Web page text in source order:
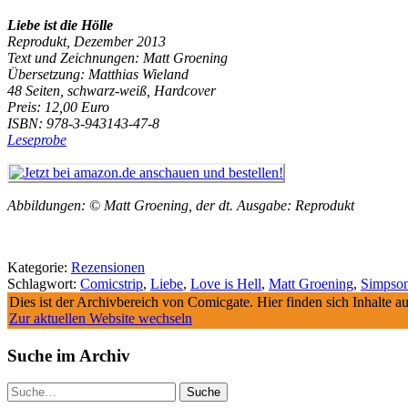
Liebe ist die Hölle
Reprodukt, Dezember 2013
Text und Zeichnungen: Matt Groening
Übersetzung: Matthias Wieland
48 Seiten, schwarz-weiß, Hardcover
Preis: 12,00 Euro
ISBN: 978-3-943143-47-8
Leseprobe
Abbildungen: © Matt Groening, der dt. Ausgabe: Reprodukt
Kategorie: Rezensionen
Schlagwort: Comicstrip, Liebe, Love is Hell, Matt Groening,
Dies ist der Archivbereich von Comicgate. Hier finden sich Inhalte
Zur aktuellen Website wechseln
Suche im Archiv
Suche